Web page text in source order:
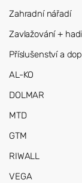
Zahradní nářadí
Zavlažování +
Příslušenství a
AL-KO
DOLMAR
MTD
GTM
RIWALL
VEGA